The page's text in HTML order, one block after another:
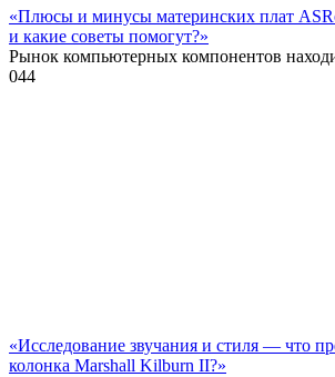
«Плюсы и минусы материнских плат
и какие советы помогут?»
Рынок компьютерных компонентов
044
«Исследование звучания и стиля — что
колонка Marshall Kilburn II?»